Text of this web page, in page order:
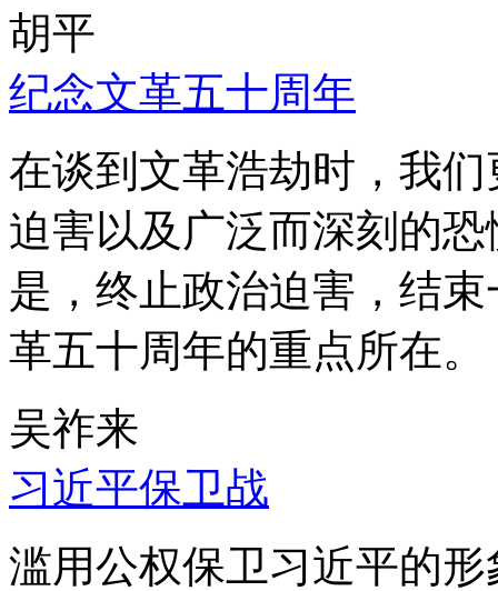
胡平
纪念文革五十周年
在谈到文革浩劫时，我
迫害以及广泛而深刻的
是，终止政治迫害，结
革五十周年的重点所在。
吴祚来
习近平保卫战
滥用公权保卫习近平的